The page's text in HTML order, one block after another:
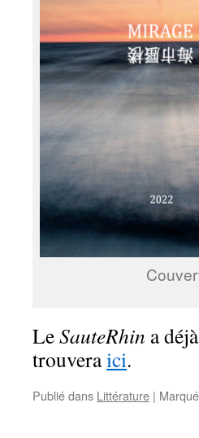
LeSauteRhin a
trouveraici.
Publié dans Littérature |